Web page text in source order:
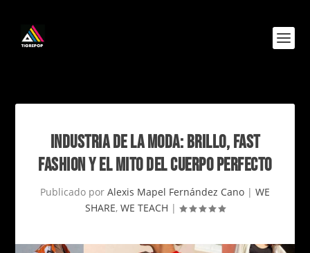
INDUSTRIA DE LA MODA: BRILLO, FAST
FASHION Y EL MITO DEL CUERPO PERFECTO
Publicado por Alexis Mapel Fernández Cano | WE
SHARE, WE TEACH |